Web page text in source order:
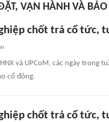
VẬN HÀNH VÀ
chốt trả cổ tức,
HNX và UPCoM, các ngày
cổ đông.
chốt trả cổ tức,